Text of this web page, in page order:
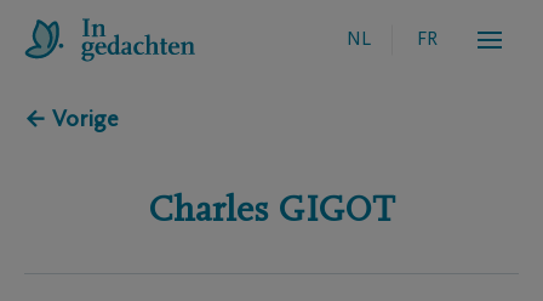
NL FR
← Vorige
Charles GIGOT